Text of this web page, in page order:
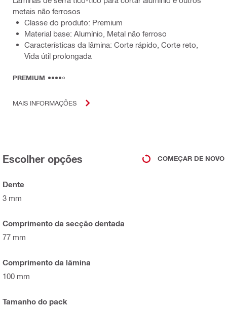
metais não ferrosos
Classe do produto: Premium
Material base: Alumínio, Metal não ferroso
Características da lâmina: Corte rápido, Corte reto,
Vida útil prolongada
PREMIUM
MAIS INFORMAÇÕES
Escolher opções COMEÇAR DE NOVO
Dente
3 mm
Comprimento da secção dentada
77 mm
Comprimento da lâmina
100 mm
Tamanho do pack